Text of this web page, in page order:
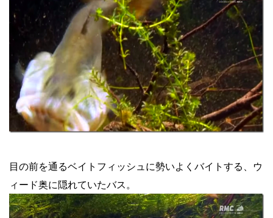
目の前を通るベイトフィッシュに勢いよくバイトする、ウ
ィード奥に隠れていたバス。